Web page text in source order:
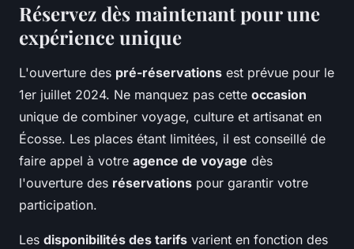
Réservez dès maintenant pour une
expérience unique
L'ouverture des pré-réservations est prévue pour le
1er juillet 2024. Ne manquez pas cette occasion
unique de combiner voyage, culture et artisanat en
Écosse. Les places étant limitées, il est conseillé de
faire appel à votre agence de voyage dès
l'ouverture des réservations pour garantir votre
participation.
Les disponibilités des tarifs varient en fonction des